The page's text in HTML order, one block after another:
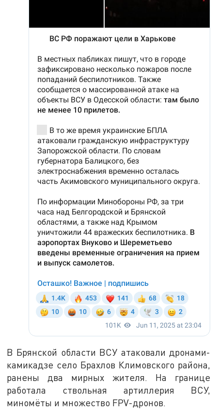
В Брянской области ВСУ атаковали дронами-
камикадзе село Брахлов Климовского района,
ранены два мирных жителя. На границе
работала ствольная артиллерия ВСУ,
миномёты и множество FPV-дронов.